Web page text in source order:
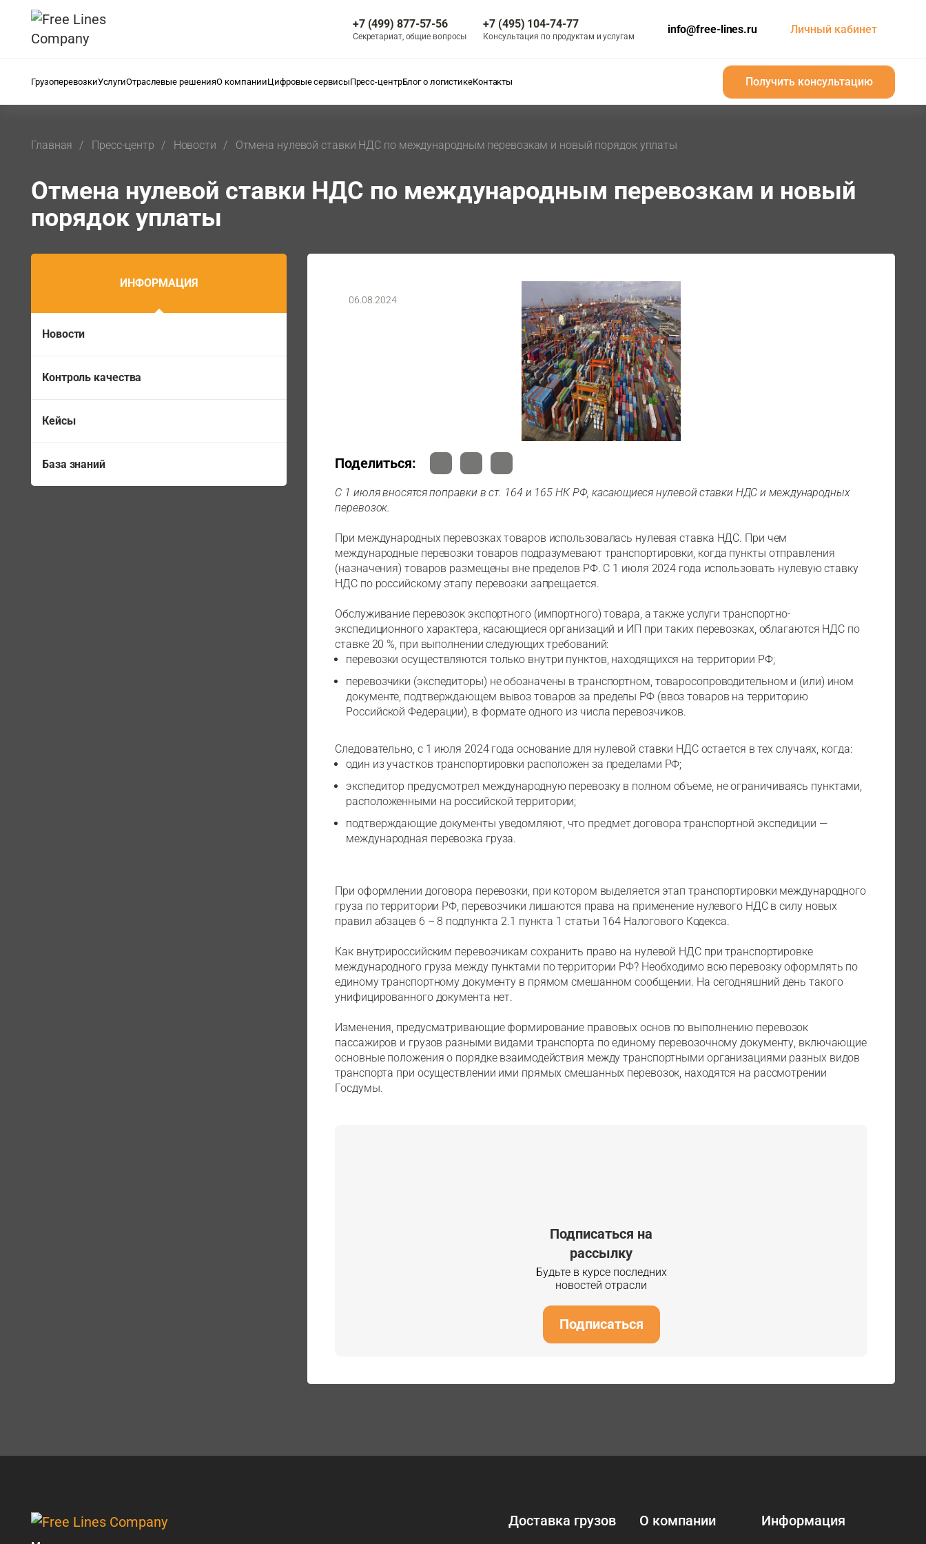
+7 (499) 877-57-56
Секретариат, общие вопросы
+7 (495) 104-74-77
Консультация по продуктам и услугам
info@free-lines.ru Личный кабинет
ГрузоперевозкиУслугиОтраслевые решенияО компанииЦифровые сервисыПресс-центрБлог о логистикеКонтакты Получить консультацию
Получить консультацию
Главная Пресс-центр Новости Отмена нулевой ставки НДС по международным перевозкам и новый порядок уплаты
Отмена нулевой ставки НДС по международным перевозкам и новый
порядок уплаты
ИНФОРМАЦИЯ
Новости
Контроль качества
Кейсы
База знаний
06.08.2024
Поделиться:
С 1 июля вносятся поправки в ст. 164 и 165 НК РФ, касающиеся нулевой ставки НДС и международных
перевозок.
При международных перевозках товаров использовалась нулевая ставка НДС. При чем
международные перевозки товаров подразумевают транспортировки, когда пункты отправления
(назначения) товаров размещены вне пределов РФ. С 1 июля 2024 года использовать нулевую ставку
НДС по российскому этапу перевозки запрещается.
Обслуживание перевозок экспортного (импортного) товара, а также услуги транспортно-
экспедиционного характера, касающиеся организаций и ИП при таких перевозках, облагаются НДС по
ставке 20 %, при выполнении следующих требований:
перевозки осуществляются только внутри пунктов, находящихся на территории РФ;
перевозчики (экспедиторы) не обозначены в транспортном, товаросопроводительном и (или) ином
документе, подтверждающем вывоз товаров за пределы РФ (ввоз товаров на территорию
Российской Федерации), в формате одного из числа перевозчиков.
Следовательно, с 1 июля 2024 года основание для нулевой ставки НДС остается в тех случаях, когда:
один из участков транспортировки расположен за пределами РФ;
экспедитор предусмотрел международную перевозку в полном объеме, не ограничиваясь пунктами,
расположенными на российской территории;
подтверждающие документы уведомляют, что предмет договора транспортной экспедиции —
международная перевозка груза.
При оформлении договора перевозки, при котором выделяется этап транспортировки международного
груза по территории РФ, перевозчики лишаются права на применение нулевого НДС в силу новых
правил абзацев 6 – 8 подпункта 2.1 пункта 1 статьи 164 Налогового Кодекса.
Как внутрироссийским перевозчикам сохранить право на нулевой НДС при транспортировке
международного груза между пунктами по территории РФ? Необходимо всю перевозку оформлять по
единому транспортному документу в прямом смешанном сообщении. На сегодняшний день такого
унифицированного документа нет.
Изменения, предусматривающие формирование правовых основ по выполнению перевозок
пассажиров и грузов разными видами транспорта по единому перевозочному документу, включающие
основные положения о порядке взаимодействия между транспортными организациями разных видов
транспорта при осуществлении ими прямых смешанных перевозок, находятся на рассмотрении
Госдумы.
Подписаться на
рассылку
Будьте в курсе последних
новостей отрасли
Подписаться
Доставка грузов О компании Информация